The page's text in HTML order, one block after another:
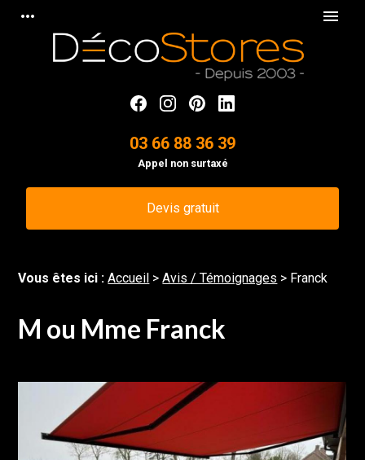
more_horiz menu
03 66 88 36 39
Appel non surtaxé
Devis gratuit
Vous êtes ici :Accueil >Avis / Témoignages > Franck
M ou Mme Franck